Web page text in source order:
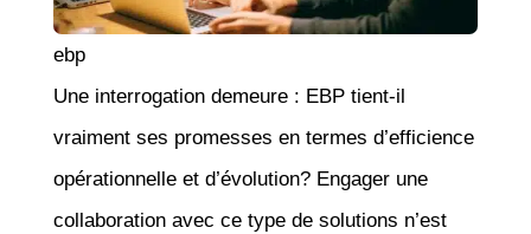
ebp
Une interrogation demeure : EBP tient-il
vraiment ses promesses en termes d’efficience
opérationnelle et d’évolution? Engager une
collaboration avec ce type de solutions n’est